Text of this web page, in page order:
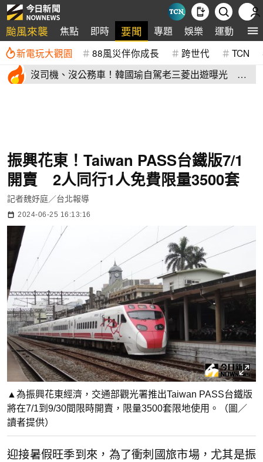
颱風來襲 焦點 即時 要聞 專題 娛樂 運動 全
新電玩大觀園 88風災伴你成長 跨世代 TCN
沒司機、沒公務車！韓國瑜自駕老三菱出遊曝光 私
振興花東！Taiwan PASS台鐵版7/1
開賣 2人同行1人免費限量3500套
記者魏妤庭／台北報導
2024-06-25 16:13:16
▲為振興花東經濟，交通部觀光署推出Taiwan PASS台鐵版
將在7/1到9/30間限時開賣，限量3500套限地使用。（圖／
讀者提供）
迎接暑假旺季到來，為了衝刺國旅市場，尤其是振